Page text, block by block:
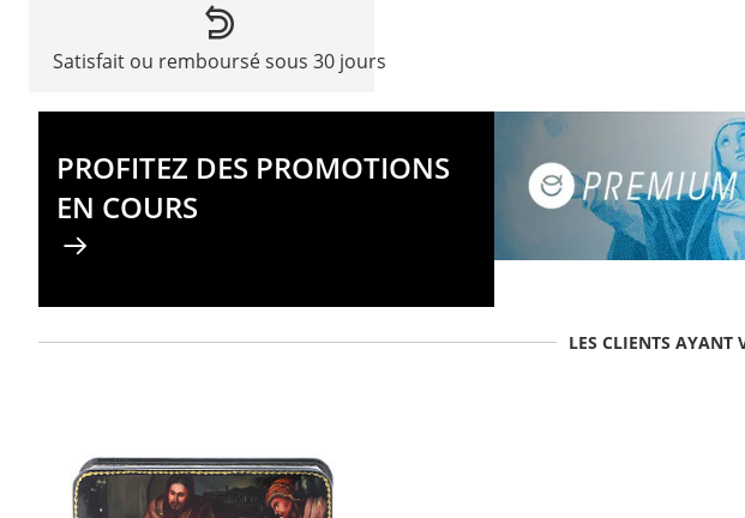
Satisfait ou remboursé sous 30 jours
PROFITEZ DES PROMOTIONS
EN COURS
LES CLIENTS AYANT